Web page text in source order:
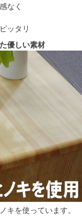
なく
ッタリ
優しい素材
キを使っています。